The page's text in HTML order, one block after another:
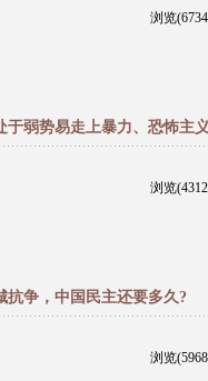
浏览
于弱势易走上暴力、恐怖主义
浏览
抗争，中国民主还要多久?
浏览